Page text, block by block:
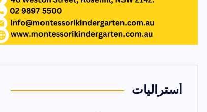
أستراليات